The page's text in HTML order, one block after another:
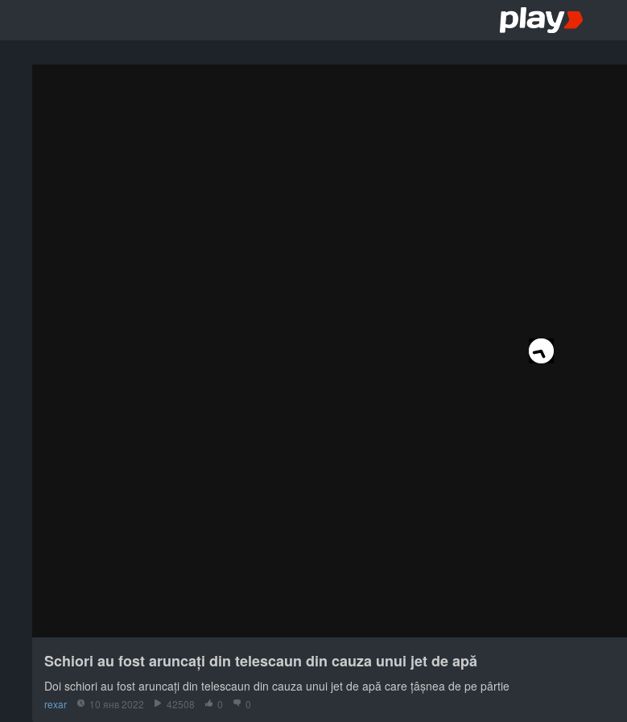
Schiori au fost aruncați din telescaun din cauza unui jet de apă
Doi schiori au fost aruncați din telescaun din cauza unui jet de apă care țâșnea de pe pârtie
rexar 10 янв 2022 42508 0 0